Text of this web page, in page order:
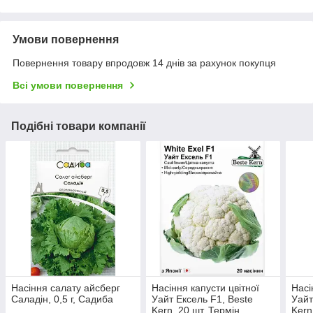
Умови повернення
Повернення товару впродовж 14 днів за рахунок покупця
Всі умови повернення
Подібні товари компанії
Насіння салату айсберг
Саладін, 0,5 г, Садиба
Насіння капусти цвітної
Уайт Ексель F1, Beste
Kern, 20 шт. Термін